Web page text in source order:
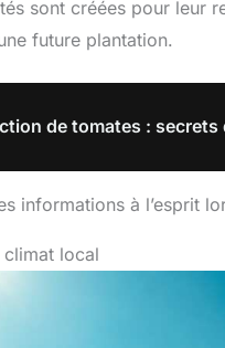
sont créées pour leur
future plantation.
de tomates :
informations à l’esprit
local